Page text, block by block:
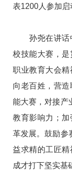
表1200人参加启
孙尧在讲话中
校技能大赛，是
职业教育大会
向老百姓，营
能大赛，对接产
教育影响力；
革发展。鼓励参
益求精的工匠
成才打下坚实基